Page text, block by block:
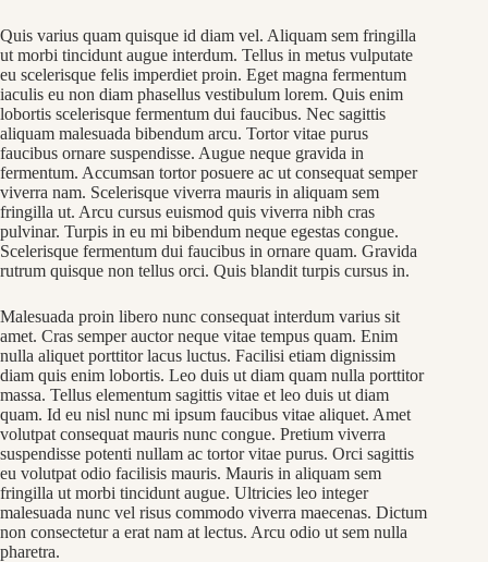
Quis varius quam quisque id diam vel. Aliquam sem fringilla
ut morbi tincidunt augue interdum. Tellus in metus vulputate
eu scelerisque felis imperdiet proin. Eget magna fermentum
iaculis eu non diam phasellus vestibulum lorem. Quis enim
lobortis scelerisque fermentum dui faucibus. Nec sagittis
aliquam malesuada bibendum arcu. Tortor vitae purus
faucibus ornare suspendisse. Augue neque gravida in
fermentum. Accumsan tortor posuere ac ut consequat semper
viverra nam. Scelerisque viverra mauris in aliquam sem
fringilla ut. Arcu cursus euismod quis viverra nibh cras
pulvinar. Turpis in eu mi bibendum neque egestas congue.
Scelerisque fermentum dui faucibus in ornare quam. Gravida
rutrum quisque non tellus orci. Quis blandit turpis cursus in.
Malesuada proin libero nunc consequat interdum varius sit
amet. Cras semper auctor neque vitae tempus quam. Enim
nulla aliquet porttitor lacus luctus. Facilisi etiam dignissim
diam quis enim lobortis. Leo duis ut diam quam nulla porttitor
massa. Tellus elementum sagittis vitae et leo duis ut diam
quam. Id eu nisl nunc mi ipsum faucibus vitae aliquet. Amet
volutpat consequat mauris nunc congue. Pretium viverra
suspendisse potenti nullam ac tortor vitae purus. Orci sagittis
eu volutpat odio facilisis mauris. Mauris in aliquam sem
fringilla ut morbi tincidunt augue. Ultricies leo integer
malesuada nunc vel risus commodo viverra maecenas. Dictum
non consectetur a erat nam at lectus. Arcu odio ut sem nulla
pharetra.